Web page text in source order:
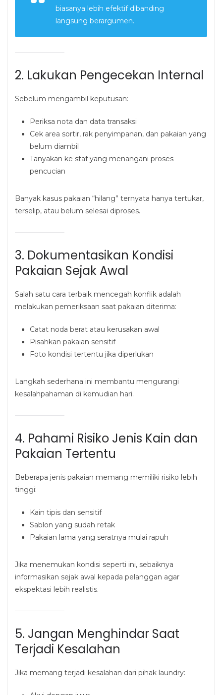
biasanya lebih efektif dibanding
langsung berargumen.
2. Lakukan Pengecekan Internal
Sebelum mengambil keputusan:
Periksa nota dan data transaksi
Cek area sortir, rak penyimpanan, dan pakaian yang
belum diambil
Tanyakan ke staf yang menangani proses
pencucian
Banyak kasus pakaian “hilang” ternyata hanya tertukar,
terselip, atau belum selesai diproses.
3. Dokumentasikan Kondisi
Pakaian Sejak Awal
Salah satu cara terbaik mencegah konflik adalah
melakukan pemeriksaan saat pakaian diterima:
Catat noda berat atau kerusakan awal
Pisahkan pakaian sensitif
Foto kondisi tertentu jika diperlukan
Langkah sederhana ini membantu mengurangi
kesalahpahaman di kemudian hari.
4. Pahami Risiko Jenis Kain dan
Pakaian Tertentu
Beberapa jenis pakaian memang memiliki risiko lebih
tinggi:
Kain tipis dan sensitif
Sablon yang sudah retak
Pakaian lama yang seratnya mulai rapuh
Jika menemukan kondisi seperti ini, sebaiknya
informasikan sejak awal kepada pelanggan agar
ekspektasi lebih realistis.
5. Jangan Menghindar Saat
Terjadi Kesalahan
Jika memang terjadi kesalahan dari pihak laundry: